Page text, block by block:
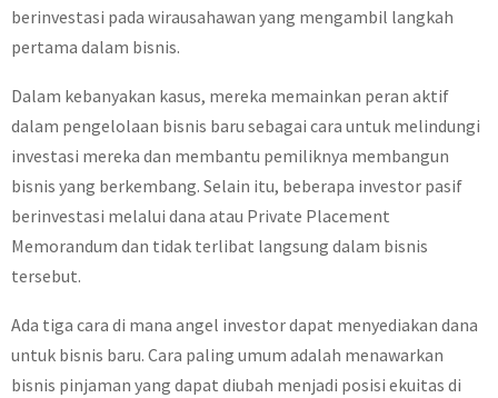
berinvestasi pada wirausahawan yang mengambil langkah
pertama dalam bisnis.
Dalam kebanyakan kasus, mereka memainkan peran aktif
dalam pengelolaan bisnis baru sebagai cara untuk melindungi
investasi mereka dan membantu pemiliknya membangun
bisnis yang berkembang. Selain itu, beberapa investor pasif
berinvestasi melalui dana atau Private Placement
Memorandum dan tidak terlibat langsung dalam bisnis
tersebut.
Ada tiga cara di mana angel investor dapat menyediakan dana
untuk bisnis baru. Cara paling umum adalah menawarkan
bisnis pinjaman yang dapat diubah menjadi posisi ekuitas di